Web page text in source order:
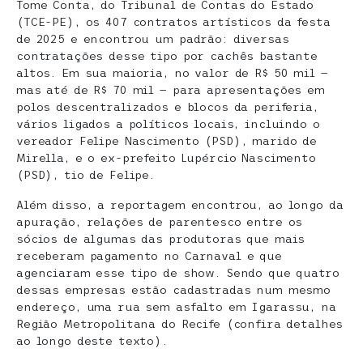
Tome Conta, do Tribunal de Contas do Estado
(TCE-PE), os 407 contratos artísticos da festa
de 2025 e encontrou um padrão: diversas
contratações desse tipo por cachês bastante
altos. Em sua maioria, no valor de R$ 50 mil —
mas até de R$ 70 mil — para apresentações em
polos descentralizados e blocos da periferia,
vários ligados a políticos locais, incluindo o
vereador Felipe Nascimento (PSD), marido de
Mirella, e o ex-prefeito Lupércio Nascimento
(PSD), tio de Felipe.
Além disso, a reportagem encontrou, ao longo da
apuração, relações de parentesco entre os
sócios de algumas das produtoras que mais
receberam pagamento no Carnaval e que
agenciaram esse tipo de show. Sendo que quatro
dessas empresas estão cadastradas num mesmo
endereço, uma rua sem asfalto em Igarassu, na
Região Metropolitana do Recife (confira detalhes
ao longo deste texto).